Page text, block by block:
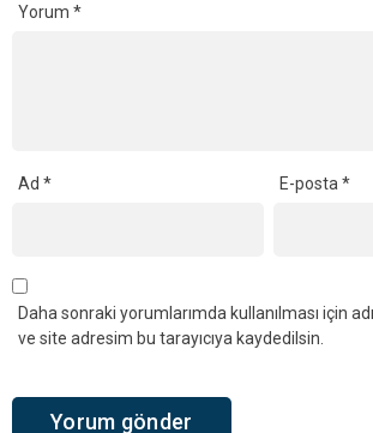
Yorum *
Ad * E-posta*
Daha sonraki yorumlarımda kullanılması için
ve site adresim bu tarayıcıya kaydedilsin.